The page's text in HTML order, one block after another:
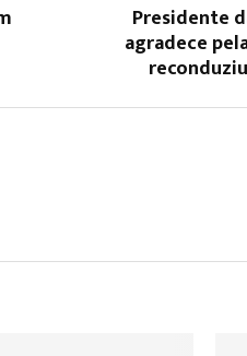
Presidente
agradece